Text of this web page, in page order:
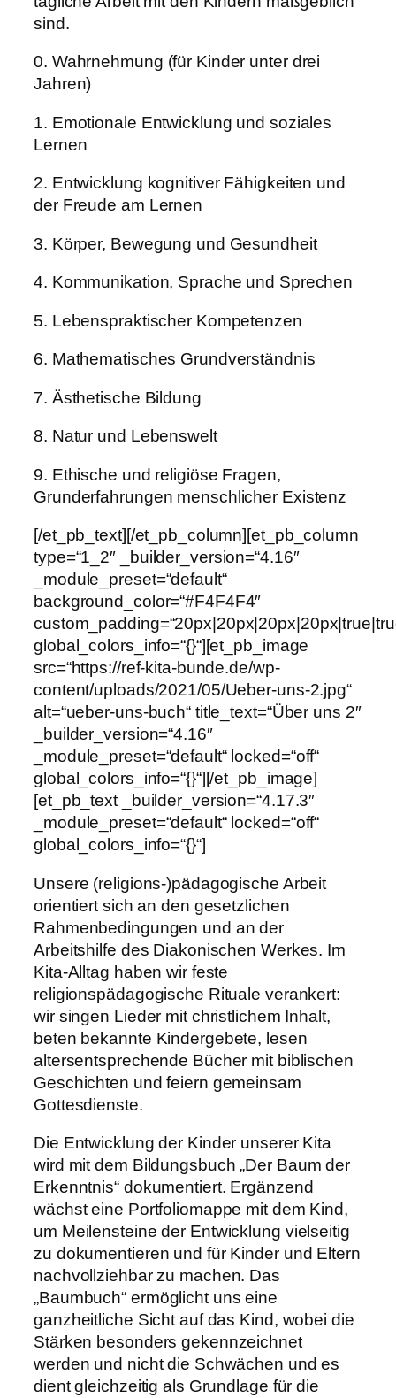
sind.
0. Wahrnehmung (für Kinder unter drei
Jahren)
1. Emotionale Entwicklung und soziales
Lernen
2. Entwicklung kognitiver Fähigkeiten und
der Freude am Lernen
3. Körper, Bewegung und Gesundheit
4. Kommunikation, Sprache und Sprechen
5. Lebenspraktischer Kompetenzen
6. Mathematisches Grundverständnis
7. Ästhetische Bildung
8. Natur und Lebenswelt
9. Ethische und religiöse Fragen,
Grunderfahrungen menschlicher Existenz
[/et_pb_text][/et_pb_column][et_pb_column
type=“1_2″ _builder_version=“4.16″
_module_preset=“default“
background_color=“#F4F4F4″
global_colors_info=“{}“][et_pb_image
src=“https://ref-kita-bunde.de/wp-
content/uploads/2021/05/Ueber-uns-2.jpg“
alt=“ueber-uns-buch“ title_text=“Über uns 2″
_builder_version=“4.16″
_module_preset=“default“ locked=“off“
global_colors_info=“{}“][/et_pb_image]
[et_pb_text _builder_version=“4.17.3″
_module_preset=“default“ locked=“off“
global_colors_info=“{}“]
Unsere (religions-)pädagogische Arbeit
orientiert sich an den gesetzlichen
Rahmenbedingungen und an der
Arbeitshilfe des Diakonischen Werkes. Im
Kita-Alltag haben wir feste
religionspädagogische Rituale verankert:
wir singen Lieder mit christlichem Inhalt,
beten bekannte Kindergebete, lesen
altersentsprechende Bücher mit biblischen
Geschichten und feiern gemeinsam
Gottesdienste.
Die Entwicklung der Kinder unserer Kita
wird mit dem Bildungsbuch „Der Baum der
Erkenntnis“ dokumentiert. Ergänzend
wächst eine Portfoliomappe mit dem Kind,
um Meilensteine der Entwicklung vielseitig
zu dokumentieren und für Kinder und Eltern
nachvollziehbar zu machen. Das
„Baumbuch“ ermöglicht uns eine
ganzheitliche Sicht auf das Kind, wobei die
Stärken besonders gekennzeichnet
werden und nicht die Schwächen und es
dient gleichzeitig als Grundlage für die